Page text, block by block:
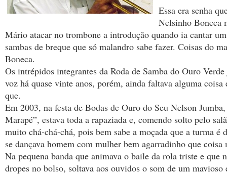
Essa era senha
Nelsinho Boneca
Mário atacar no trombone a introdução quando ia cantar
sambas de breque que só malandro sabe fazer. Coisas do
Boneca.
Os intrépidos integrantes da Roda de Samba do Ouro
voz há quase vinte anos, porém, ainda faltava alguma coisa
que.
Em 2003, na festa de Bodas de Ouro do Seu Nelson
Marapé”, estava toda a rapaziada e, comendo solto pelo
muito chá-chá-chá, pois bem sabe a moçada que a turma é
se dançava homem com mulher bem agarradinho que coisa
Na pequena banda que animava o baile da rola triste e que
dropes no bolso, soltava aos ouvidos o som de um mavioso